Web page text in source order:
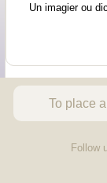
Un imagier ou
To place
Follow